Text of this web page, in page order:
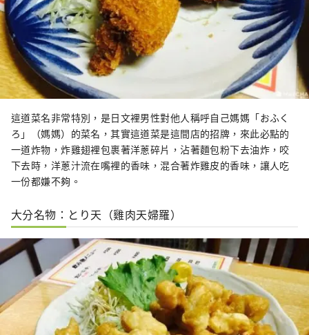
這道菜名非常特別，是日文裡男性對他人稱呼自己媽媽「おふく
ろ」（媽媽）的菜名，其實這道菜是這間店的招牌，來此必點的
一道炸物，炸雞翅裡包裹著洋蔥碎片，沾著麵包粉下去油炸，咬
下去時，洋蔥汁流在嘴裡的香味，混合著炸雞皮的香味，讓人吃
一份都嫌不夠。
大分名物：とり天（雞肉天婦羅）